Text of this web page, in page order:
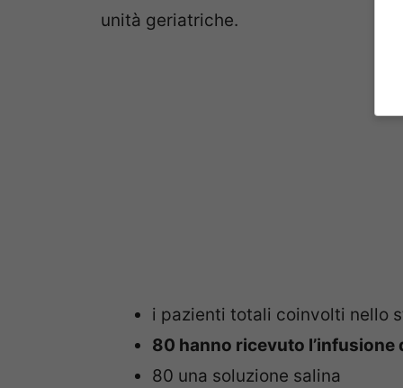
unità geriatriche.
i pazienti totali coinvolti nello
80 hanno ricevuto l’infusione
80 una soluzione salina